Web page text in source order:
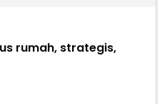
rumah, strategis,